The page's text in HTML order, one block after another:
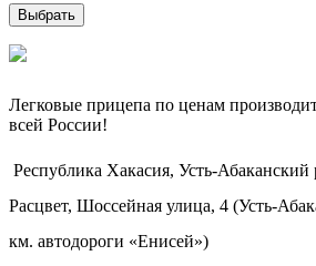
Выбрать
Легковые прицепа по ценам
всей России!
Республика Хакасия, Усть-Абаканский
Расцвет, Шоссейная улица, 4 (Усть-
км. автодороги «Енисей»)